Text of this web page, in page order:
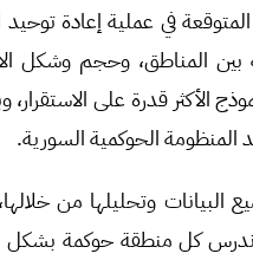
في عملية إعادة توحيد
المناطق، وحجم وشكل
الأكثر قدرة على الاستقرار،
المنظومة الحوكمية السورية.
البيانات وتحليلها من
كل منطقة حوكمة